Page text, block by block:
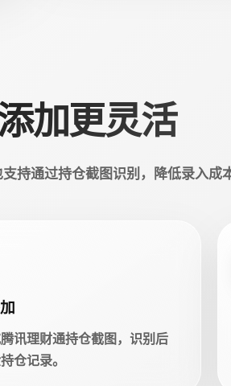
加更灵活
持通过持仓截图识别，降低录入成
讯理财通持仓截图，识别后
仓记录。